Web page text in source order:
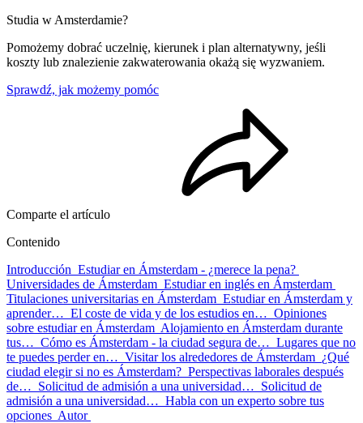
Studia w Amsterdamie?
Pomożemy dobrać uczelnię, kierunek i plan alternatywny, jeśli
koszty lub znalezienie zakwaterowania okażą się wyzwaniem.
Sprawdź, jak możemy pomóc
Comparte el artículo
Contenido
Introducción Estudiar en Ámsterdam - ¿merece la pena?
Universidades de Ámsterdam Estudiar en inglés en Ámsterdam
Titulaciones universitarias en Ámsterdam Estudiar en Ámsterdam y
aprender… El coste de vida y de los estudios en… Opiniones
sobre estudiar en Ámsterdam Alojamiento en Ámsterdam durante
tus… Cómo es Ámsterdam - la ciudad segura de… Lugares que no
te puedes perder en… Visitar los alrededores de Ámsterdam ¿Qué
ciudad elegir si no es Ámsterdam? Perspectivas laborales después
de… Solicitud de admisión a una universidad… Solicitud de
admisión a una universidad… Habla con un experto sobre tus
opciones Autor